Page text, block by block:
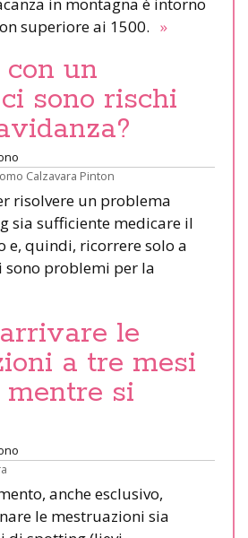
in montagna è intorno
superiore ai 1500. »
un
sono rischi
Calzavara Pinton
risolvere un problema
sia sufficiente medicare il
e, quindi, ricorrere solo a
sono problemi per la
le
a tre mesi
si
anche esclusivo,
le mestruazioni sia